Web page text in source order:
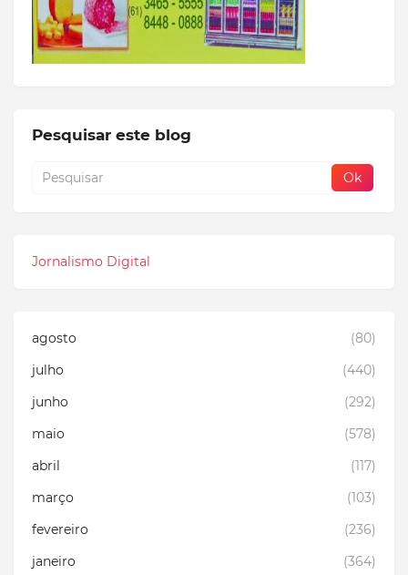
Pesquisar este blog
Jornalismo Digital
agosto
(80)
julho
(440)
junho
(292)
maio
(578)
abril
(117)
março
(103)
fevereiro
(236)
janeiro
(364)